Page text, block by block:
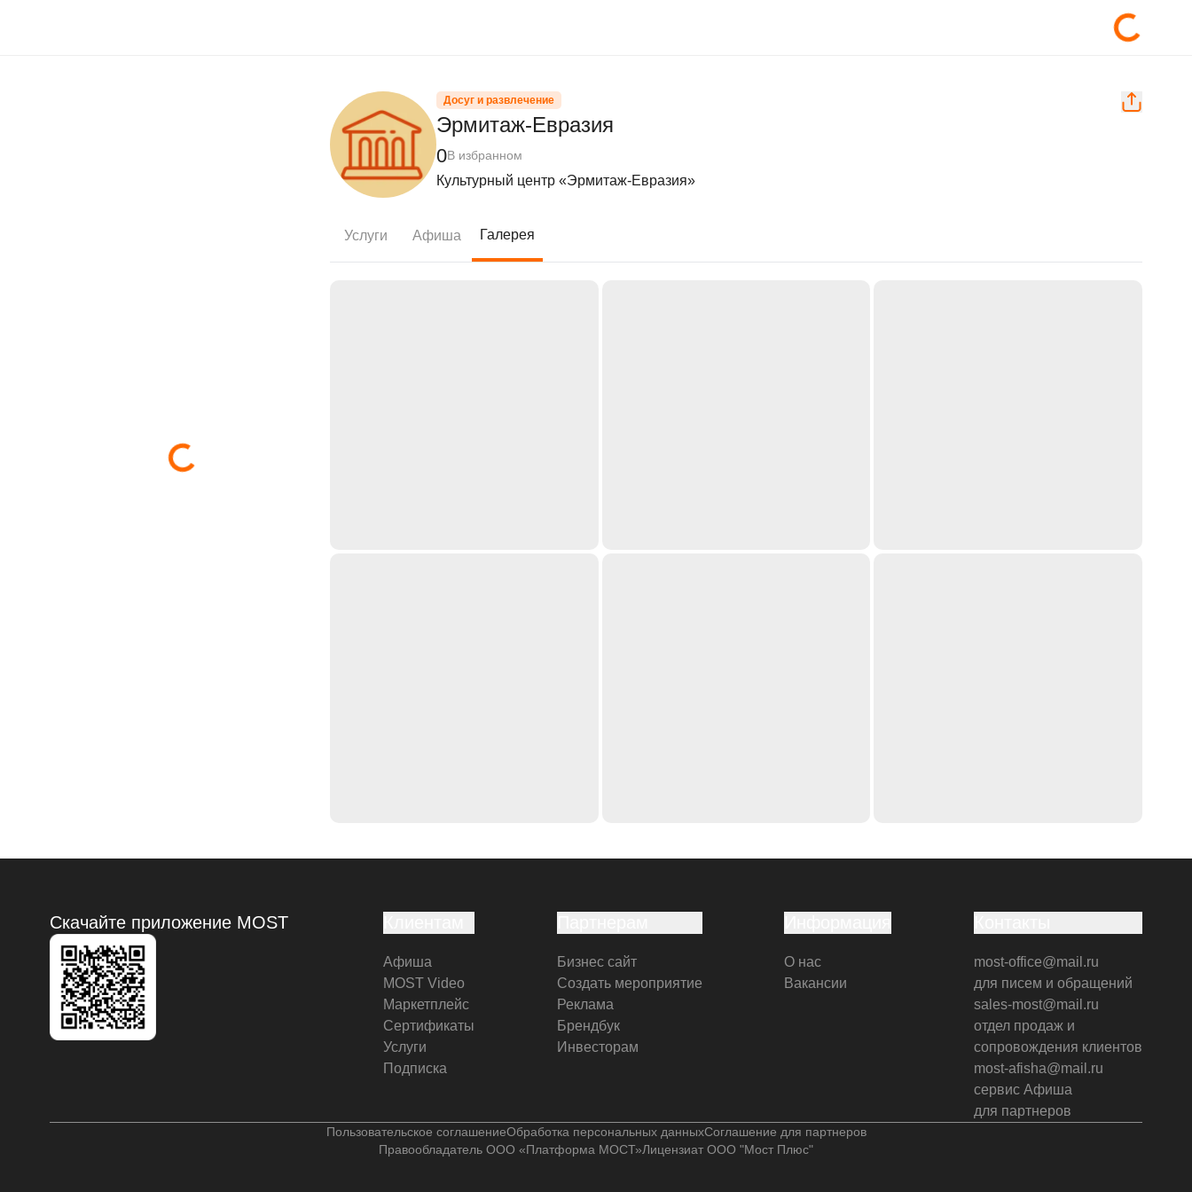
Досуг и развлечение
Эрмитаж-Евразия
0В избранном
Культурный центр «Эрмитаж-Евразия»
Услуги Афиша Галерея
Скачайте приложение MOST
Афиша
MOST Video
Маркетплейс
Сертификаты
Услуги
Подписка
Бизнес сайт
Создать мероприятие
Реклама
Брендбук
Инвесторам
О нас
Вакансии
most-office@mail.ru
для писем и обращений
sales-most@mail.ru
отдел продаж и
сопровождения клиентов
most-afisha@mail.ru
сервис Афиша
для партнеров
Пользовательское соглашениеОбработка персональных данныхСоглашение для партнеров
Правообладатель ООО «Платформа МОСТ»Лицензиат ООО "Мост Плюс"